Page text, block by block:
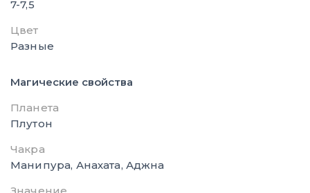
7-7,5
Цвет
Разные
Магические свойства
Планета
Плутон
Чакра
Манипура, Анахата, Аджна